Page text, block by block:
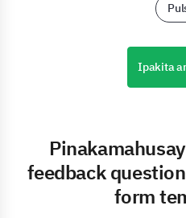
Ipakita
feedback
form